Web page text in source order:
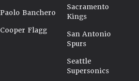
Paolo Banchero
Cooper Flagg
Sacramento
Kings
San Antonio
Spurs
Seattle
Supersonics